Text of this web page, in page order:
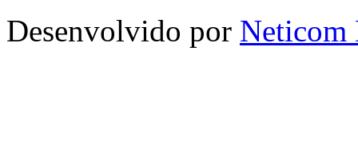
Desenvolvido por Neticom